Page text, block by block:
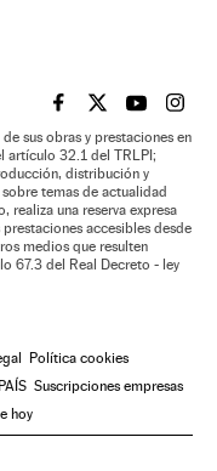
EL PAÍS BRASIL EN
EL PAÍSEL PAÍS
EL
sus obras y prestaciones en
artículo 32.1 del TRLPI;
distribución y
temas de actualidad
realiza una reserva expresa
accesibles desde
medios que resulten
67.3 del Real Decreto - ley
Política cookies
Suscripciones empresas
hoy